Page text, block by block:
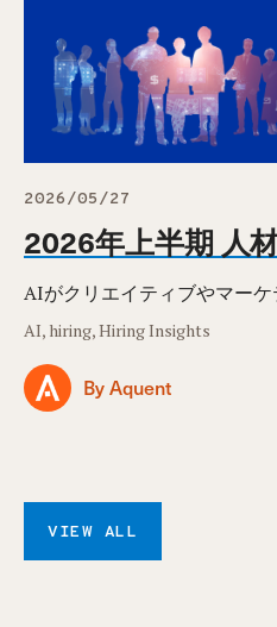
2026/05/27
2026年上半期 人
AIがクリエイティブやマー
AI, hiring, Hiring Insights
By Aquent
VIEW ALL